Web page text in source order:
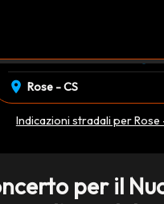
event_available sabato 03 Gennaio schedule
location_on Rose - CS
Indicazioni stradali per Rose
per il